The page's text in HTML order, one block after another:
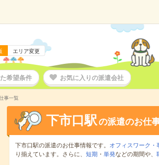
エリア変更
希望条件 お気に入りの派遣会社
事一覧
下市口駅の派遣のお仕
下市口駅の派遣のお仕事情報です。 オフィスワーク・
り揃えています。さらに、 短期 ・ 単発などの期間や、